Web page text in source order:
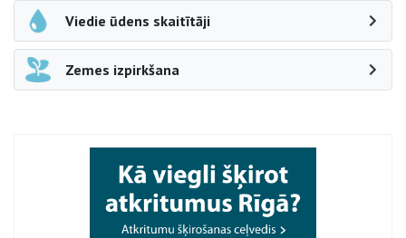
Viedie ūdens skaitītāji
Zemes izpirkšana